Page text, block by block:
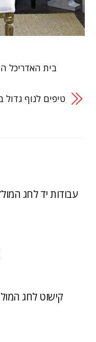
בית האדריכל
טיפים לנוף
עבודות יד לחג
קישוט לחג